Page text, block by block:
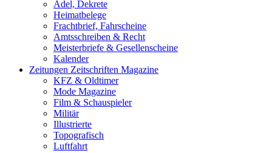
Adel, Dekrete
Heimatbelege
Frachtbrief, Fahrscheine
Amtsschreiben & Recht
Meisterbriefe & Gesellenscheine
Kalender
Zeitungen Zeitschriften Magazine
KFZ & Oldtimer
Mode Magazine
Film & Schauspieler
Militär
Illustrierte
Topografisch
Luftfahrt